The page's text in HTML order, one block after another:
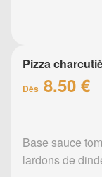
Pizza
Dès 8.50 €
Base sauce
lardons de